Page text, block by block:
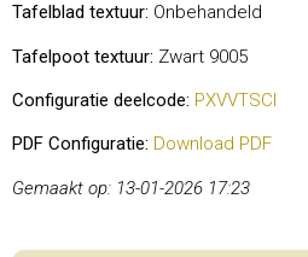
Tafelblad textuur: Onbehandeld
Tafelpoot textuur: Zwart 9005
Configuratie deelcode: PXVVTSCI
PDF Configuratie: Download PDF
Gemaakt op: 13-01-2026 17:23